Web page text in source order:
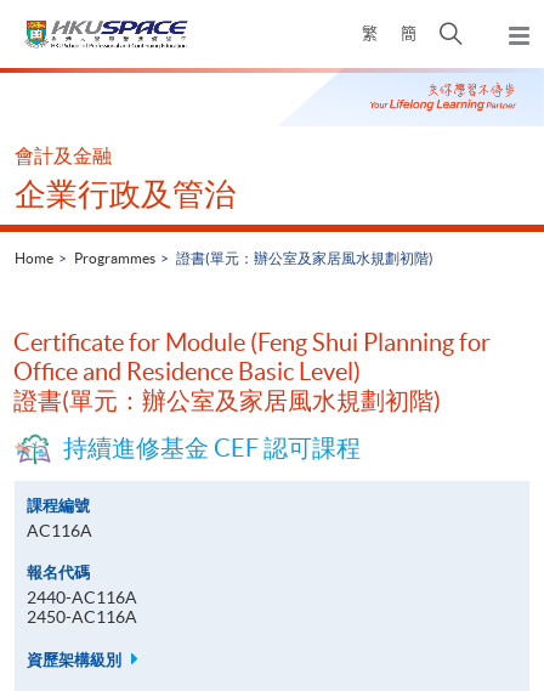
繁 簡
Open
search
panel
Main
會計及金融
企業行政及管治
Home Programmes 證書(單元：辦公室及家居風水規劃初階)
Certificate for Module (Feng Shui Planning for
Office and Residence Basic Level)
證書(單元：辦公室及家居風水規劃初階)
持續進修基金 CEF 認可課程
課程編號
AC116A
報名代碼
2440-AC116A
2450-AC116A
資歷架構級別